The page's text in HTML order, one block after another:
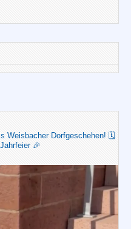
Weisbacher Dorfgeschehen! 🗓️
🎉